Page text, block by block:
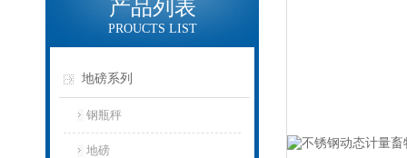
产品列表
PROUCTS LIST
地磅系列
钢瓶秤
地磅